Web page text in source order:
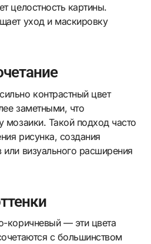
целостность картины.
уход и маскировку
контрастный цвет
заметными, что
мозаики. Такой подход часто
рисунка, создания
визуального расширения
коричневый — эти цвета
с большинством